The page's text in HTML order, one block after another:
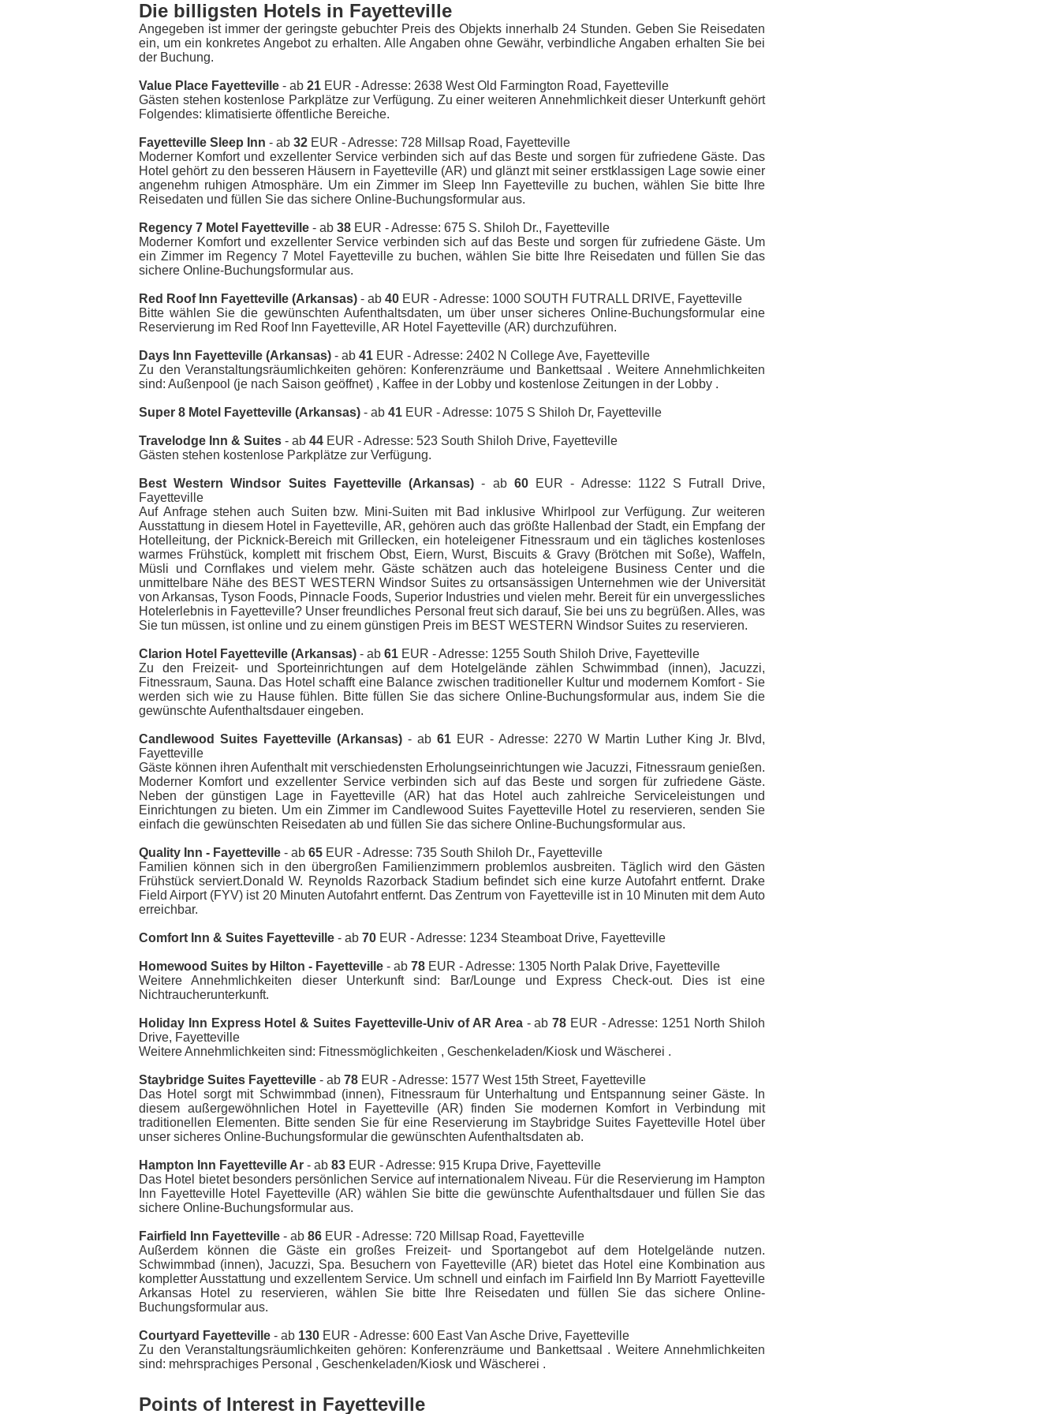
Die billigsten Hotels in Fayetteville
Angegeben ist immer der geringste gebuchter Preis des Objekts innerhalb 24 Stunden. Geben Sie Reisedaten
ein, um ein konkretes Angebot zu erhalten. Alle Angaben ohne Gewähr, verbindliche Angaben erhalten Sie bei
der Buchung.
Value Place Fayetteville - ab 21 EUR - Adresse: 2638 West Old Farmington Road, Fayetteville
Gästen stehen kostenlose Parkplätze zur Verfügung. Zu einer weiteren Annehmlichkeit dieser Unterkunft gehört
Folgendes: klimatisierte öffentliche Bereiche.
Fayetteville Sleep Inn - ab 32 EUR - Adresse: 728 Millsap Road, Fayetteville
Moderner Komfort und exzellenter Service verbinden sich auf das Beste und sorgen für zufriedene Gäste. Das
Hotel gehört zu den besseren Häusern in Fayetteville (AR) und glänzt mit seiner erstklassigen Lage sowie einer
angenehm ruhigen Atmosphäre. Um ein Zimmer im Sleep Inn Fayetteville zu buchen, wählen Sie bitte Ihre
Reisedaten und füllen Sie das sichere Online-Buchungsformular aus.
Regency 7 Motel Fayetteville - ab 38 EUR - Adresse: 675 S. Shiloh Dr., Fayetteville
Moderner Komfort und exzellenter Service verbinden sich auf das Beste und sorgen für zufriedene Gäste. Um
ein Zimmer im Regency 7 Motel Fayetteville zu buchen, wählen Sie bitte Ihre Reisedaten und füllen Sie das
sichere Online-Buchungsformular aus.
Red Roof Inn Fayetteville (Arkansas) - ab 40 EUR - Adresse: 1000 SOUTH FUTRALL DRIVE, Fayetteville
Bitte wählen Sie die gewünschten Aufenthaltsdaten, um über unser sicheres Online-Buchungsformular eine
Reservierung im Red Roof Inn Fayetteville, AR Hotel Fayetteville (AR) durchzuführen.
Days Inn Fayetteville (Arkansas) - ab 41 EUR - Adresse: 2402 N College Ave, Fayetteville
Zu den Veranstaltungsräumlichkeiten gehören: Konferenzräume und Bankettsaal . Weitere Annehmlichkeiten
sind: Außenpool (je nach Saison geöffnet) , Kaffee in der Lobby und kostenlose Zeitungen in der Lobby .
Super 8 Motel Fayetteville (Arkansas) - ab 41 EUR - Adresse: 1075 S Shiloh Dr, Fayetteville
Travelodge Inn & Suites - ab 44 EUR - Adresse: 523 South Shiloh Drive, Fayetteville
Gästen stehen kostenlose Parkplätze zur Verfügung.
Best Western Windsor Suites Fayetteville (Arkansas) - ab 60EUR - Adresse: 1122 S Futrall Drive,
Fayetteville
Auf Anfrage stehen auch Suiten bzw. Mini-Suiten mit Bad inklusive Whirlpool zur Verfügung. Zur weiteren
Ausstattung in diesem Hotel in Fayetteville, AR, gehören auch das größte Hallenbad der Stadt, ein Empfang der
Hotelleitung, der Picknick-Bereich mit Grillecken, ein hoteleigener Fitnessraum und ein tägliches kostenloses
warmes Frühstück, komplett mit frischem Obst, Eiern, Wurst, Biscuits & Gravy (Brötchen mit Soße), Waffeln,
Müsli und Cornflakes und vielem mehr. Gäste schätzen auch das hoteleigene Business Center und die
unmittelbare Nähe des BEST WESTERN Windsor Suites zu ortsansässigen Unternehmen wie der Universität
von Arkansas, Tyson Foods, Pinnacle Foods, Superior Industries und vielen mehr. Bereit für ein unvergessliches
Hotelerlebnis in Fayetteville? Unser freundliches Personal freut sich darauf, Sie bei uns zu begrüßen. Alles, was
Sie tun müssen, ist online und zu einem günstigen Preis im BEST WESTERN Windsor Suites zu reservieren.
Clarion Hotel Fayetteville (Arkansas) - ab 61 EUR - Adresse: 1255 South Shiloh Drive, Fayetteville
Zu den Freizeit- und Sporteinrichtungen auf dem Hotelgelände zählen Schwimmbad (innen), Jacuzzi,
Fitnessraum, Sauna. Das Hotel schafft eine Balance zwischen traditioneller Kultur und modernem Komfort - Sie
werden sich wie zu Hause fühlen. Bitte füllen Sie das sichere Online-Buchungsformular aus, indem Sie die
gewünschte Aufenthaltsdauer eingeben.
Candlewood Suites Fayetteville (Arkansas) - ab61 EUR - Adresse: 2270 W Martin Luther King Jr. Blvd,
Fayetteville
Gäste können ihren Aufenthalt mit verschiedensten Erholungseinrichtungen wie Jacuzzi, Fitnessraum genießen.
Moderner Komfort und exzellenter Service verbinden sich auf das Beste und sorgen für zufriedene Gäste.
Neben der günstigen Lage in Fayetteville (AR) hat das Hotel auch zahlreiche Serviceleistungen und
Einrichtungen zu bieten. Um ein Zimmer im Candlewood Suites Fayetteville Hotel zu reservieren, senden Sie
einfach die gewünschten Reisedaten ab und füllen Sie das sichere Online-Buchungsformular aus.
Quality Inn - Fayetteville - ab 65 EUR - Adresse: 735 South Shiloh Dr., Fayetteville
Familien können sich in den übergroßen Familienzimmern problemlos ausbreiten. Täglich wird den Gästen
Frühstück serviert.Donald W. Reynolds Razorback Stadium befindet sich eine kurze Autofahrt entfernt. Drake
Field Airport (FYV) ist 20 Minuten Autofahrt entfernt. Das Zentrum von Fayetteville ist in 10 Minuten mit dem Auto
erreichbar.
Comfort Inn & Suites Fayetteville - ab 70 EUR - Adresse: 1234 Steamboat Drive, Fayetteville
Homewood Suites by Hilton - Fayetteville - ab 78 EUR - Adresse: 1305 North Palak Drive, Fayetteville
Weitere Annehmlichkeiten dieser Unterkunft sind: Bar/Lounge und Express Check-out. Dies ist eine
Nichtraucherunterkunft.
Holiday Inn Express Hotel & Suites Fayetteville-Univ of AR Area- ab78 EUR - Adresse: 1251 North Shiloh
Drive, Fayetteville
Weitere Annehmlichkeiten sind: Fitnessmöglichkeiten , Geschenkeladen/Kiosk und Wäscherei .
Staybridge Suites Fayetteville - ab 78 EUR - Adresse: 1577 West 15th Street, Fayetteville
Das Hotel sorgt mit Schwimmbad (innen), Fitnessraum für Unterhaltung und Entspannung seiner Gäste. In
diesem außergewöhnlichen Hotel in Fayetteville (AR) finden Sie modernen Komfort in Verbindung mit
traditionellen Elementen. Bitte senden Sie für eine Reservierung im Staybridge Suites Fayetteville Hotel über
unser sicheres Online-Buchungsformular die gewünschten Aufenthaltsdaten ab.
Hampton Inn Fayetteville Ar - ab 83 EUR - Adresse: 915 Krupa Drive, Fayetteville
Das Hotel bietet besonders persönlichen Service auf internationalem Niveau. Für die Reservierung im Hampton
Inn Fayetteville Hotel Fayetteville (AR) wählen Sie bitte die gewünschte Aufenthaltsdauer und füllen Sie das
sichere Online-Buchungsformular aus.
Fairfield Inn Fayetteville - ab 86 EUR - Adresse: 720 Millsap Road, Fayetteville
Außerdem können die Gäste ein großes Freizeit- und Sportangebot auf dem Hotelgelände nutzen.
Schwimmbad (innen), Jacuzzi, Spa. Besuchern von Fayetteville (AR) bietet das Hotel eine Kombination aus
kompletter Ausstattung und exzellentem Service. Um schnell und einfach im Fairfield Inn By Marriott Fayetteville
Arkansas Hotel zu reservieren, wählen Sie bitte Ihre Reisedaten und füllen Sie das sichere Online-
Buchungsformular aus.
Courtyard Fayetteville - ab 130 EUR - Adresse: 600 East Van Asche Drive, Fayetteville
Zu den Veranstaltungsräumlichkeiten gehören: Konferenzräume und Bankettsaal . Weitere Annehmlichkeiten
sind: mehrsprachiges Personal , Geschenkeladen/Kiosk und Wäscherei .
Points of Interest in Fayetteville